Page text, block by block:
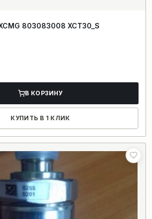
803083008 XCT30_S
В КОРЗИНУ
КУПИТЬ В 1 КЛИК